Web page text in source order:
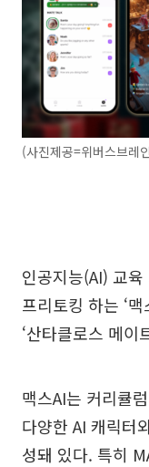
(사진제공=위버스브레
인공지능(AI) 교
프리토킹 하는 ‘
‘산타클로스 메이
맥스AI는 커리큘
다양한 AI 캐릭터
성돼 있다. 특히